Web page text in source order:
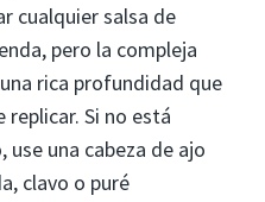
cualquier salsa de
pero la compleja
rica profundidad que
Si no está
una cabeza de ajo
clavo o puré